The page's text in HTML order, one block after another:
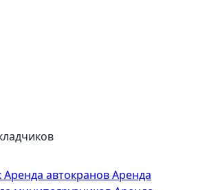
Аренда автокрановАренда